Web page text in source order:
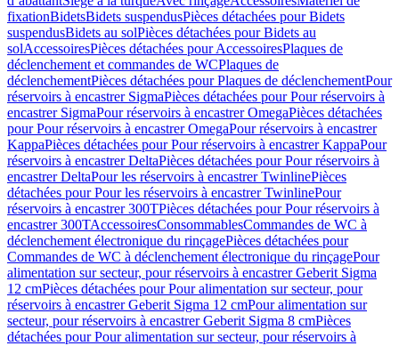
fixationBidetsBidets suspendusPièces détachées pour Bidets
suspendusBidets au solPièces détachées pour Bidets au
solAccessoiresPièces détachées pour AccessoiresPlaques de
déclenchement et commandes de WCPlaques de
déclenchementPièces détachées pour Plaques de déclenchementPour
réservoirs à encastrer SigmaPièces détachées pour Pour réservoirs à
encastrer SigmaPour réservoirs à encastrer OmegaPièces détachées
pour Pour réservoirs à encastrer OmegaPour réservoirs à encastrer
KappaPièces détachées pour Pour réservoirs à encastrer KappaPour
réservoirs à encastrer DeltaPièces détachées pour Pour réservoirs à
encastrer DeltaPour les réservoirs à encastrer TwinlinePièces
détachées pour Pour les réservoirs à encastrer TwinlinePour
réservoirs à encastrer 300TPièces détachées pour Pour réservoirs à
encastrer 300TAccessoiresConsommablesCommandes de WC à
déclenchement électronique du rinçagePièces détachées pour
Commandes de WC à déclenchement électronique du rinçagePour
alimentation sur secteur, pour réservoirs à encastrer Geberit Sigma
12 cmPièces détachées pour Pour alimentation sur secteur, pour
réservoirs à encastrer Geberit Sigma 12 cmPour alimentation sur
secteur, pour réservoirs à encastrer Geberit Sigma 8 cmPièces
détachées pour Pour alimentation sur secteur, pour réservoirs à